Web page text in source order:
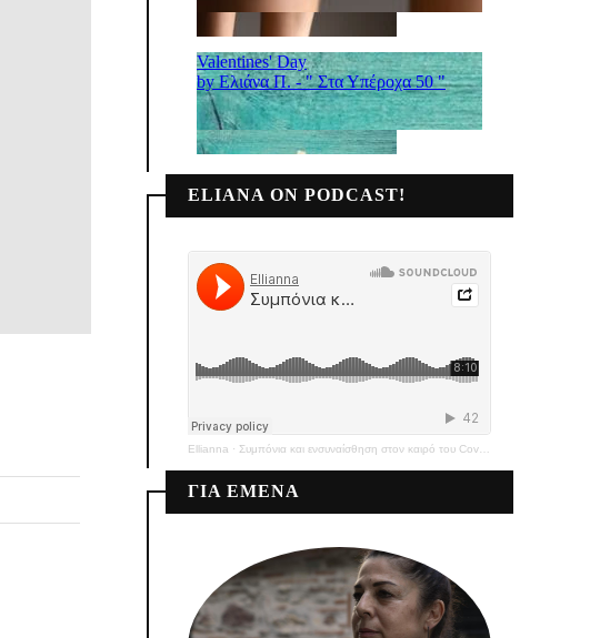
ELIANA ON PODCAST!
Ellianna · Συμπόνια και ενσυναίσθηση στον καιρό του Covid-19
ΓΙΑ ΕΜΕΝΑ